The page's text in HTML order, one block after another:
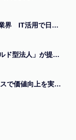
「バーチャルSEジャー」が変える通販業界 IT活用で日本一を目指す企業の味方になる
EC事業の立ち上げから運用まで！「ギルド型法人」が提供する一貫支援とは
美容業界トップ3を目指す！アライアンスで価値向上を実現する経営者の戦略